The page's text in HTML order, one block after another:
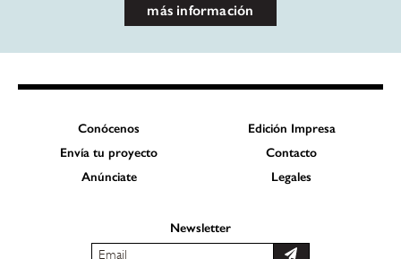
más información
Conócenos
Edición Impresa
Envía tu proyecto
Contacto
Anúnciate
Legales
Newsletter